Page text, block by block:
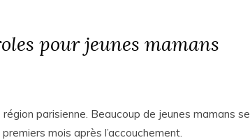
pour jeunes mamans
parisienne. Beaucoup de jeunes mamans se
mois après l’accouchement.